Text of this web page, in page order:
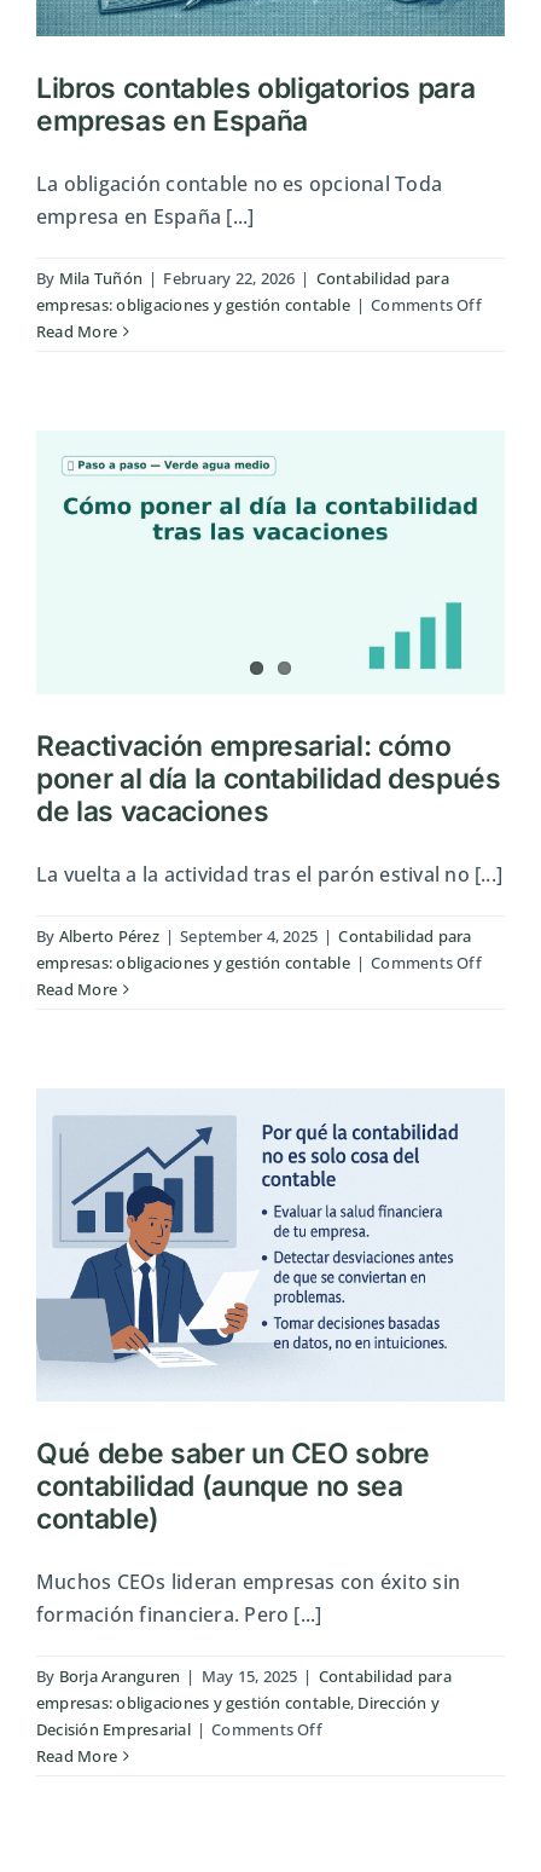
Libros contables obligatorios para
empresas en España
La obligación contable no es opcional Toda
empresa en España [...]
By Mila Tuñón | February 22, 2026 | Contabilidad para
empresas: obligaciones y gestión contable | Comments Offon
Read More
Reactivación empresarial: cómo
poner al día la contabilidad después
de las vacaciones
La vuelta a la actividad tras el parón estival no [...]
By Alberto Pérez | September 4, 2025 | Contabilidad para
empresas: obligaciones y gestión contable | Comments Offon
al
Read More
Qué debe saber un CEO sobre
contabilidad (aunque no sea
contable)
Muchos CEOs lideran empresas con éxito sin
formación financiera. Pero [...]
By Borja Aranguren | May 15, 2025 | Contabilidad para
empresas: obligaciones y gestión contable, Dirección y
Decisión Empresarial | Comments Offon
Read More